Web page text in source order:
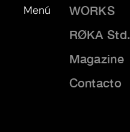
Menú
WORKS
RØKA Std.
Magazine
Contacto